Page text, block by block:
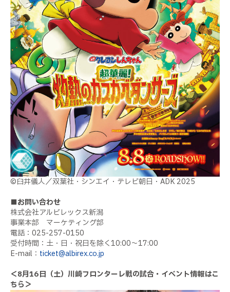
©臼井儀人／双葉社・シンエイ・テレビ朝日・ ADK 2025
■お問い合わせ
株式会社アルビレックス新潟
事業本部 マーケティング部
電話： 025-257-0150
受付時間：土・日・祝日を除く10:00〜17:00
E-mail ： ticket@albirex.co.jp
＜8月16日（土）川崎フロンターレ戦の試合・イベント情報はこ
ちら＞